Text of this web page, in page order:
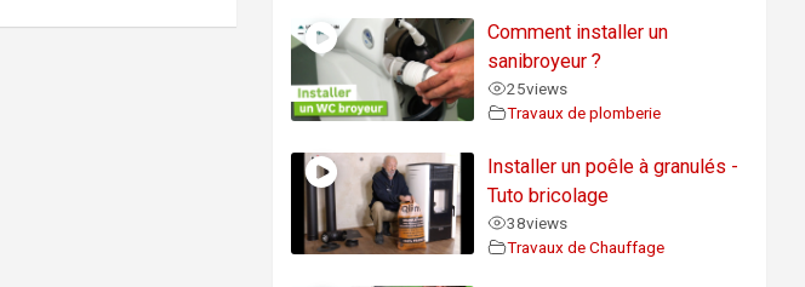
Comment installer un
sanibroyeur ?
25views
Travaux de plomberie
Installer un poêle à granulés -
Tuto bricolage
38views
Travaux de Chauffage